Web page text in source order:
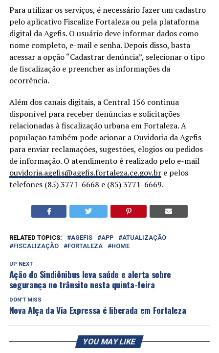
Para utilizar os serviços, é necessário fazer um cadastro
pelo aplicativo Fiscalize Fortaleza ou pela plataforma
digital da Agefis. O usuário deve informar dados como
nome completo, e-mail e senha. Depois disso, basta
acessar a opção “Cadastrar denúncia”, selecionar o tipo
de fiscalização e preencher as informações da
ocorrência.
Além dos canais digitais, a Central 156 continua
disponível para receber denúncias e solicitações
relacionadas à fiscalização urbana em Fortaleza. A
população também pode acionar a Ouvidoria da Agefis
para enviar reclamações, sugestões, elogios ou pedidos
de informação. O atendimento é realizado pelo e-mail
ouvidoria.agefis@agefis.fortaleza.ce.gov.bre pelos
telefones (85) 3771-6668 e (85) 3771-6669.
RELATED TOPICS: AGEFIS APP
ATUALIZAÇÃO
FISCALIZAÇÃO
FORTALEZA HOME
UP NEXT
Ação do Sindiônibus leva saúde e alerta sobre
segurança no trânsito nesta quinta-feira
DON'T MISS
Nova Alça da Via Expressa é liberada em Fortaleza
YOU MAY LIKE